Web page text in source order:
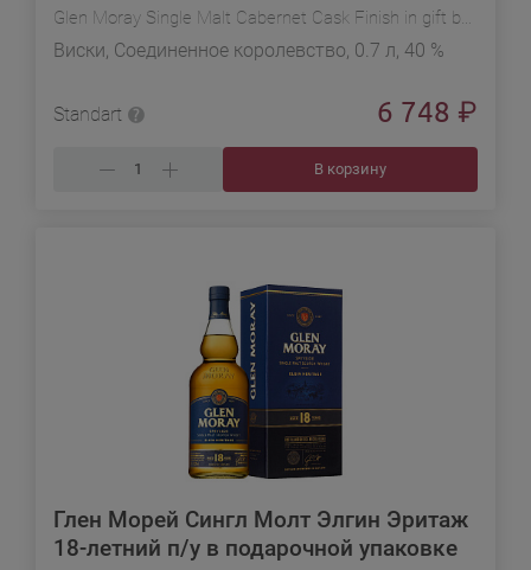
Glen Moray Single Malt Cabernet Cask Finish in gift box
Виски, Соединенное королевство, 0.7 л, 40 %
Standart 6 748 ₽
В корзину
Глен Морей Сингл Молт Элгин Эритаж
18-летний п/у в подарочной упаковке